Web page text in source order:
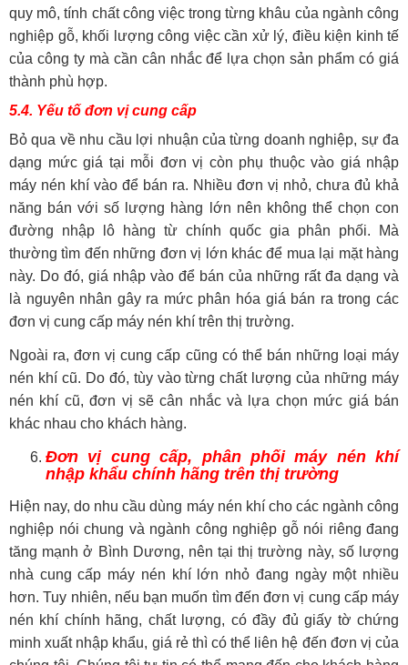
quy mô, tính chất công việc trong từng khâu của ngành công
nghiệp gỗ, khối lượng công việc cần xử lý, điều kiện kinh tế
của công ty mà cần cân nhắc để lựa chọn sản phẩm có giá
thành phù hợp.
5.4. Yếu tố đơn vị cung cấp
Bỏ qua về nhu cầu lợi nhuận của từng doanh nghiệp, sự đa
dạng mức giá tại mỗi đơn vị còn phụ thuộc vào giá nhập
máy nén khí vào để bán ra. Nhiều đơn vị nhỏ, chưa đủ khả
năng bán với số lượng hàng lớn nên không thể chọn con
đường nhập lô hàng từ chính quốc gia phân phối. Mà
thường tìm đến những đơn vị lớn khác để mua lại mặt hàng
này. Do đó, giá nhập vào để bán của những rất đa dạng và
là nguyên nhân gây ra mức phân hóa giá bán ra trong các
đơn vị cung cấp máy nén khí trên thị trường.
Ngoài ra, đơn vị cung cấp cũng có thể bán những loại máy
nén khí cũ. Do đó, tùy vào từng chất lượng của những máy
nén khí cũ, đơn vị sẽ cân nhắc và lựa chọn mức giá bán
khác nhau cho khách hàng.
Đơn vị cung cấp, phân phối máy nén khí
nhập khẩu chính hãng trên thị trường
Hiện nay, do nhu cầu dùng máy nén khí cho các ngành công
nghiệp nói chung và ngành công nghiệp gỗ nói riêng đang
tăng mạnh ở Bình Dương, nên tại thị trường này, số lượng
nhà cung cấp máy nén khí lớn nhỏ đang ngày một nhiều
hơn. Tuy nhiên, nếu bạn muốn tìm đến đơn vị cung cấp máy
nén khí chính hãng, chất lượng, có đầy đủ giấy tờ chứng
minh xuất nhập khẩu, giá rẻ thì có thể liên hệ đến đơn vị của